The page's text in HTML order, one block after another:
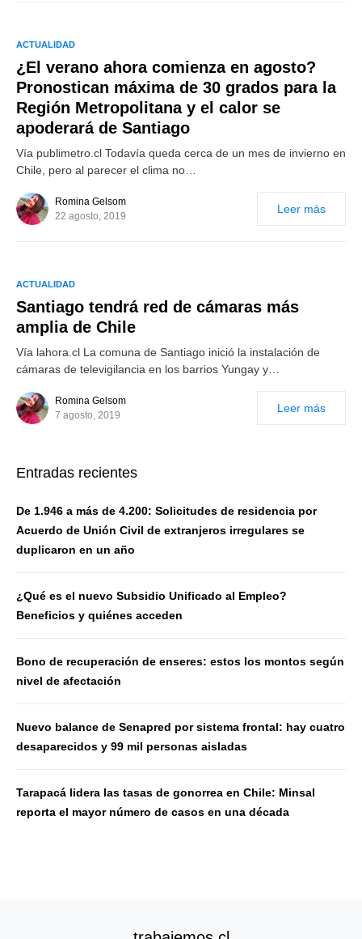
ACTUALIDAD
¿El verano ahora comienza en agosto?
Pronostican máxima de 30 grados para la
Región Metropolitana y el calor se
apoderará de Santiago
Vía publimetro.cl Todavía queda cerca de un mes de invierno en
Chile, pero al parecer el clima no…
Romina Gelsom
22 agosto, 2019
Leer más
ACTUALIDAD
Santiago tendrá red de cámaras más
amplia de Chile
Vía lahora.cl La comuna de Santiago inició la instalación de
cámaras de televigilancia en los barrios Yungay y…
Romina Gelsom
7 agosto, 2019
Leer más
Entradas recientes
De 1.946 a más de 4.200: Solicitudes de residencia por
Acuerdo de Unión Civil de extranjeros irregulares se
duplicaron en un año
¿Qué es el nuevo Subsidio Unificado al Empleo?
Beneficios y quiénes acceden
Bono de recuperación de enseres: estos los montos según
nivel de afectación
Nuevo balance de Senapred por sistema frontal: hay cuatro
desaparecidos y 99 mil personas aisladas
Tarapacá lidera las tasas de gonorrea en Chile: Minsal
reporta el mayor número de casos en una década